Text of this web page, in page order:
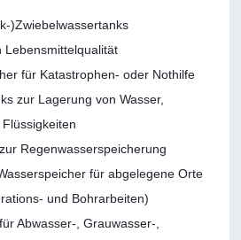
)Zwiebelwassertanks
Lebensmittelqualität
für Katastrophen- oder Nothilfe
zur Lagerung von Wasser,
Regenwasserspeicherung
für abgelegene Orte
und Bohrarbeiten)
Abwasser-, Grauwasser-,